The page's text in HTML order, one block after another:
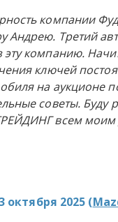
компании
Андрею. Третий
компанию.
ключей
на аукционе
советы. Буду
всем моим
октября 2025 (